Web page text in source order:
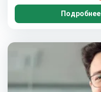
Подробнее